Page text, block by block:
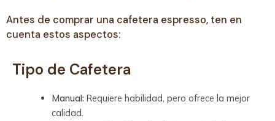
Antes de comprar una cafetera espresso, ten en
cuenta estos aspectos:
Tipo de Cafetera
Manual:Requiere habilidad, pero ofrece la mejor
calidad.